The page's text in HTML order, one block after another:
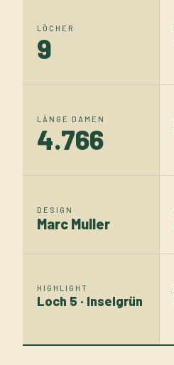
LÖCHER
9
LÄNGE DAMEN
4.766
DESIGN
Marc Muller
HIGHLIGHT
Loch 5 · Inselgrün